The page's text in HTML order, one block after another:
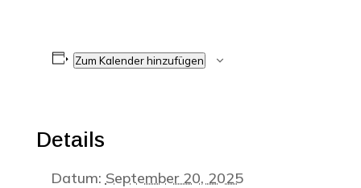
Zum Kalender hinzufügen
Details
Datum: September 20, 2025